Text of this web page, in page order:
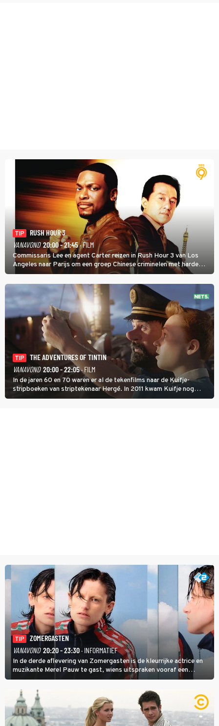
TIP
RUSH HOUR 3
VANAVOND 20:00 - 21:45· FILM
Commissaris Lee en agent Carter reizen in Rush Hour 3 van Los
Angeles naar Parijs om een groep Chinese criminelen met harde
hand aan te pakken.
TIP
THE ADVENTURES OF TINTIN
VANAVOND 20:00 - 22:05· FILM
In de jaren 60 en 70 waren er al de tekenfilms naar de Kuifje-
stripboeken van striptekenaar Hergé. In 2011 kwam Kuifje nog
meer tot leven in The Adventures of Tintin van Steven Spielberg.
TIP
ZOMERGASTEN
VANAVOND 20:20 - 23:30· INFORMATIEF
In de derde aflevering van Zomergasten is de kleurrijke actrice en
muzikante Merel Pauw te gast, wiens uitspraken vooraf een
boeiende avond beloven: 'Mijn ideale televisieavond is zoals mijn
identiteit: grenzeloos, absurd en vol angsten'.